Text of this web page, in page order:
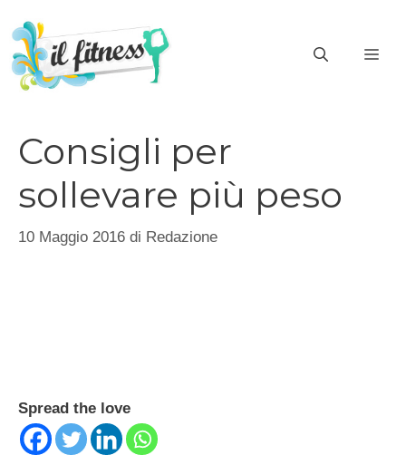
contenuto
Consigli per
sollevare più peso
10 Maggio 2016 di Redazione
Spread the love